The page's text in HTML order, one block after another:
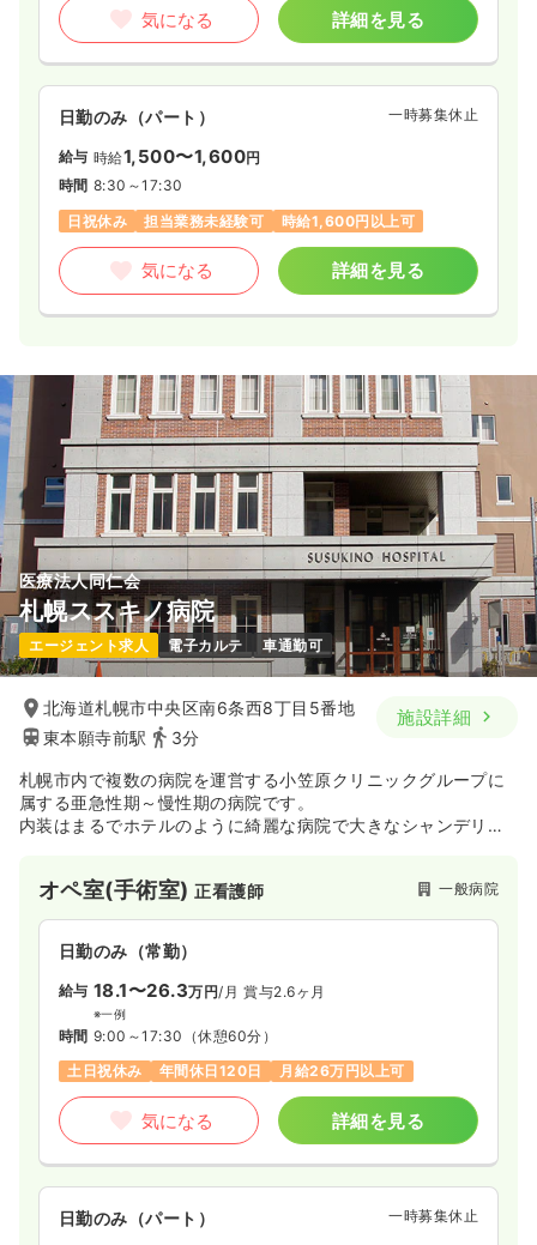
気になる 詳細を見る
日勤のみ（パート） 一時募集休止
給与 時給1,500〜1,600円
時間 8:30～17:30
日祝休み
担当業務未経験可 時給1,600円以上可
気になる 詳細を見る
医療法人同仁会
札幌ススキノ病院
エージェント求人 電子カルテ 車通勤可
北海道札幌市中央区南6条西8丁目5番地
東本願寺前駅
3分
施設詳細
札幌市内で複数の病院を運営する小笠原クリニックグループに
属する亜急性期～慢性期の病院です。
内装はまるでホテルのように綺麗な病院で大きなシャンデリア
に有料老人ホームを併設しています。
慢性的な疾患をお持ちの方が多く、個人に寄り添った看護が可
能です。
オペ室(手術室)正看護師 一般病院
日勤のみ（常勤）
給与 18.1〜26.3万円/月 賞与2.6ヶ月
※一例
時間 9:00～17:30 （休憩60分）
土日祝休み
年間休日120日 月給26万円以上可
気になる 詳細を見る
日勤のみ（パート） 一時募集休止